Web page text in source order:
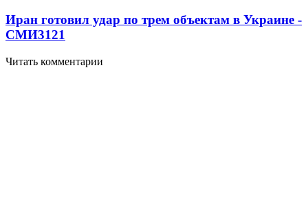
Иран готовил удар по трем объектам в Украине -
СМИ3121
Читать комментарии